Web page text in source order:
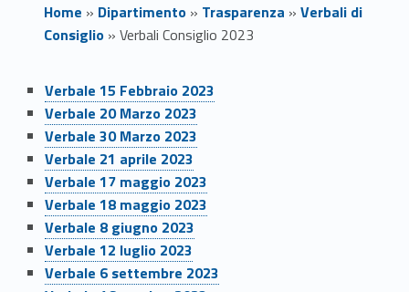
Home » Dipartimento» Trasparenza » Verbali di
Consiglio» Verbali Consiglio 2023
V
e
r
b
a
l
Link identifier #identifier__78876-1
Verbale 15 Febbraio 2023
Link identifier #identifier__15508-2
Verbale 20 Marzo 2023
Link identifier #identifier__129351-3
Verbale 30 Marzo 2023
Link identifier #identifier__9971-4
Verbale 21 aprile 2023
Link identifier #identifier__155878-5
Verbale 17 maggio 2023
Link identifier #identifier__2131-6
Verbale 18 maggio 2023
Link identifier #identifier__91153-7
Verbale 8 giugno 2023
Link identifier #identifier__177269-8
Verbale 12 luglio 2023
Link identifier #identifier__141764-9
Verbale 6 settembre 2023